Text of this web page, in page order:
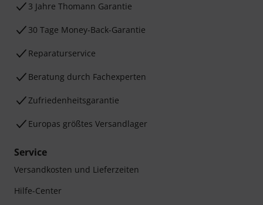
3 Jahre Thomann Garantie
30 Tage Money-Back-Garantie
Reparaturservice
Beratung durch Fachexperten
Zufriedenheitsgarantie
Europas größtes Versandlager
Service
Versandkosten und Lieferzeiten
Hilfe-Center